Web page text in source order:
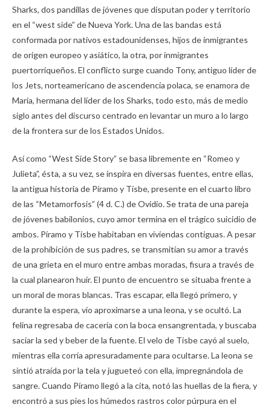
Sharks, dos pandillas de jóvenes que disputan poder y territorio
en el “west side” de Nueva York. Una de las bandas está
conformada por nativos estadounidenses, hijos de inmigrantes
de origen europeo y asiático, la otra, por inmigrantes
puertorriqueños. El conflicto surge cuando Tony, antiguo líder de
los Jets, norteamericano de ascendencia polaca, se enamora de
María, hermana del líder de los Sharks, todo esto, más de medio
siglo antes del discurso centrado en levantar un muro a lo largo
de la frontera sur de los Estados Unidos.
Así como “West Side Story” se basa libremente en “Romeo y
Julieta”, ésta, a su vez, se inspira en diversas fuentes, entre ellas,
la antigua historia de Píramo y Tisbe, presente en el cuarto libro
de las “Metamorfosis” (4 d. C.) de Ovidio. Se trata de una pareja
de jóvenes babilonios, cuyo amor termina en el trágico suicidio de
ambos. Píramo y Tisbe habitaban en viviendas contiguas. A pesar
de la prohibición de sus padres, se transmitían su amor a través
de una grieta en el muro entre ambas moradas, fisura a través de
la cual planearon huir. El punto de encuentro se situaba frente a
un moral de moras blancas. Tras escapar, ella llegó primero, y
durante la espera, vio aproximarse a una leona, y se ocultó. La
felina regresaba de cacería con la boca ensangrentada, y buscaba
saciar la sed y beber de la fuente. El velo de Tisbe cayó al suelo,
mientras ella corría apresuradamente para ocultarse. La leona se
sintió atraída por la tela y jugueteó con ella, impregnándola de
sangre. Cuando Píramo llegó a la cita, notó las huellas de la fiera, y
encontró a sus pies los húmedos rastros color púrpura en el